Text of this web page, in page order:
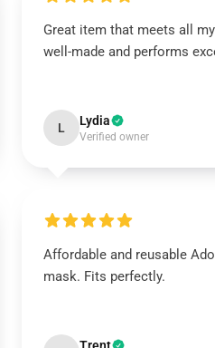
Great item that meets all
well-made and performs
L Lydia
Verified owner
Affordable and reusable
mask. Fits perfectly.